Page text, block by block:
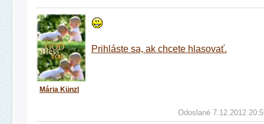
Mária Künzl
Prihláste sa, ak chcete hlasovať.
Odoslané 7.12.2012